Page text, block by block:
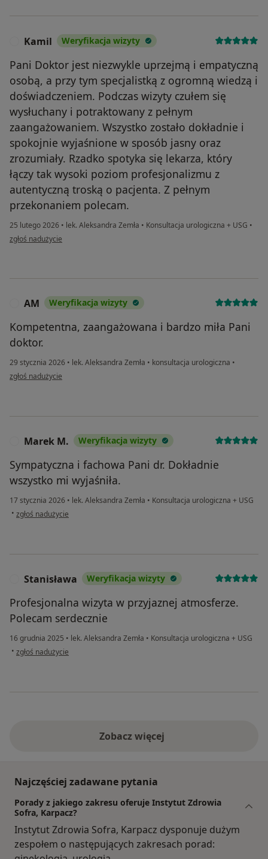
Kamil Weryfikacja wizyty
Pani Doktor jest niezwykle uprzejmą i empatyczną
osobą, a przy tym specjalistką z ogromną wiedzą i
doświadczeniem. Podczas wizyty czułem się
wysłuchany i potraktowany z pełnym
zaangażowaniem. Wszystko zostało dokładnie i
spokojnie wyjaśnione w sposób jasny oraz
zrozumiały. Rzadko spotyka się lekarza, który
łączy tak wysoki poziom profesjonalizmu z
autentyczną troską o pacjenta. Z pełnym
przekonaniem polecam.
25 lutego 2026 • lek. Aleksandra Zemła • Konsultacja urologiczna + USG •
w opinii użytkownika Kamil
zgłoś nadużycie
AM Weryfikacja wizyty
Kompetentna, zaangażowana i bardzo miła Pani
doktor.
29 stycznia 2026 • lek. Aleksandra Zemła • konsultacja urologiczna •
w opinii użytkownika AM
zgłoś nadużycie
Marek M. Weryfikacja wizyty
Sympatyczna i fachowa Pani dr. Dokładnie
wszystko mi wyjaśniła.
17 stycznia 2026 • lek. Aleksandra Zemła • Konsultacja urologiczna + USG
• w opinii użytkownika Marek M.
zgłoś nadużycie
Stanisława Weryfikacja wizyty
Profesjonalna wizyta w przyjaznej atmosferze.
Polecam serdecznie
16 grudnia 2025 • lek. Aleksandra Zemła • Konsultacja urologiczna + USG
• w opinii użytkownika Stanisława
zgłoś nadużycie
Zobacz więcej
Najczęściej zadawane pytania
Porady z jakiego zakresu oferuje Instytut Zdrowia
Sofra, Karpacz?
Instytut Zdrowia Sofra, Karpacz dysponuje dużym
zespołem o następujących zakresach porad: